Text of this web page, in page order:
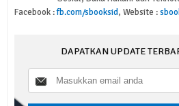
Facebook :fb.com/sbooksid, Website :
DAPATKAN UPDATE